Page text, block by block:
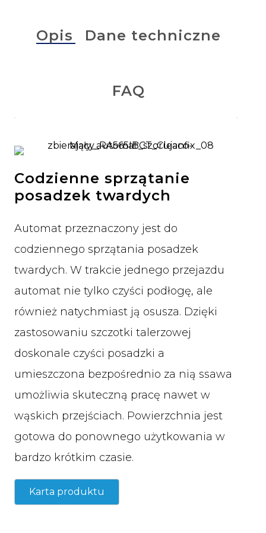
Opis Dane techniczne
FAQ
Codzienne sprzątanie
posadzek twardych
Automat przeznaczony jest do
codziennego sprzątania posadzek
twardych. W trakcie jednego przejazdu
automat nie tylko czyści podłogę, ale
również natychmiast ją osusza. Dzięki
zastosowaniu szczotki talerzowej
doskonale czyści posadzki a
umieszczona bezpośrednio za nią ssawa
umożliwia skuteczną pracę nawet w
wąskich przejściach. Powierzchnia jest
gotowa do ponownego użytkowania w
bardzo krótkim czasie.
Karta produktu